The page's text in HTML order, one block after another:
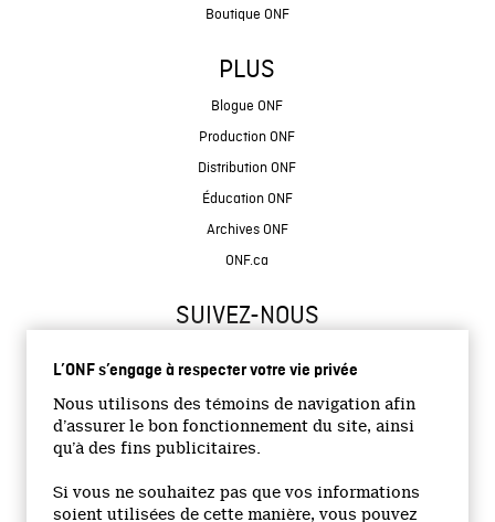
L’ONF s’engage à respecter votre vie privée
Nous utilisons des témoins de navigation afin
d’assurer le bon fonctionnement du site, ainsi
qu’à des fins publicitaires.
Si vous ne souhaitez pas que vos informations
soient utilisées de cette manière, vous pouvez
Boutique ONF
PLUS
Blogue ONF
Production ONF
Distribution ONF
Éducation ONF
Archives ONF
ONF.ca
SUIVEZ-NOUS
Site institutionnel